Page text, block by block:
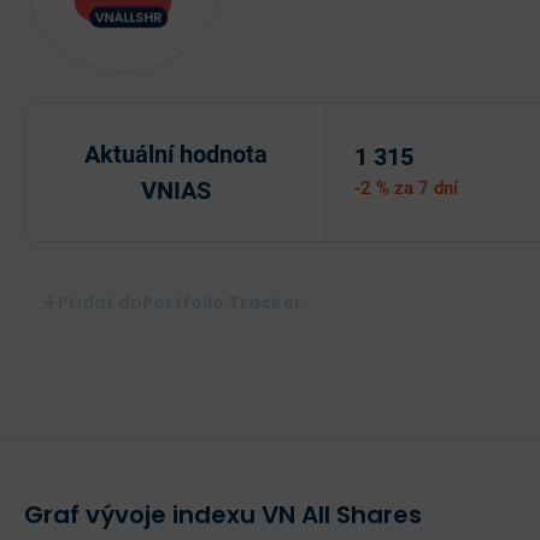
Aktuální hodnota
VNIAS
1 315
-2 % za 7 dní
Graf vývoje indexu VN All Shares